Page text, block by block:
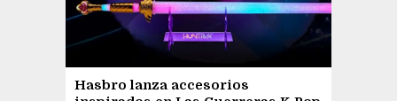
Hasbro lanza accesorios